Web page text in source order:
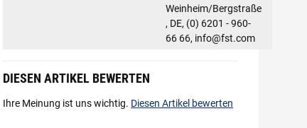
Weinheim/Bergstraße
, DE, (0) 6201 - 960-
66 66, info@fst.com
DIESEN ARTIKEL BEWERTEN
Ihre Meinung ist uns wichtig. Diesen Artikel bewerten